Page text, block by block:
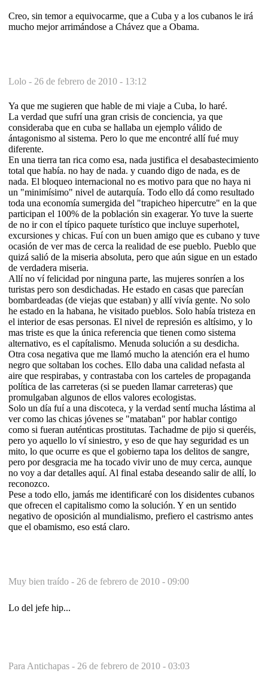
Creo, sin temor a equivocarme, que a Cuba y a los cubanos le irá
mucho mejor arrimándose a Chávez que a Obama.
Lolo - 26 de febrero de 2010 - 13:12
Ya que me sugieren que hable de mi viaje a Cuba, lo haré.
La verdad que sufrí una gran crisis de conciencia, ya que
consideraba que en cuba se hallaba un ejemplo válido de
ántagonismo al sistema. Pero lo que me encontré allí fué muy
diferente.
En una tierra tan rica como esa, nada justifica el desabastecimiento
total que había. no hay de nada. y cuando digo de nada, es de
nada. El bloqueo internacional no es motivo para que no haya ni
un "minimísimo" nivel de autarquía. Todo ello dá como resultado
toda una economía sumergida del "trapicheo hipercutre" en la que
participan el 100% de la población sin exagerar. Yo tuve la suerte
de no ir con el típico paquete turístico que incluye superhotel,
excursiones y chicas. Fuí con un buen amigo que es cubano y tuve
ocasión de ver mas de cerca la realidad de ese pueblo. Pueblo que
quizá salió de la miseria absoluta, pero que aún sigue en un estado
de verdadera miseria.
Allí no ví felicidad por ninguna parte, las mujeres sonríen a los
turistas pero son desdichadas. He estado en casas que parecían
bombardeadas (de viejas que estaban) y allí vivía gente. No solo
he estado en la habana, he visitado pueblos. Solo había tristeza en
el interior de esas personas. El nivel de represión es altísimo, y lo
mas triste es que la única referencia que tienen como sistema
alternativo, es el capítalismo. Menuda solución a su desdicha.
Otra cosa negativa que me llamó mucho la atención era el humo
negro que soltaban los coches. Ello daba una calidad nefasta al
aire que respirabas, y contrastaba con los carteles de propaganda
política de las carreteras (si se pueden llamar carreteras) que
promulgaban algunos de ellos valores ecologistas.
Solo un día fuí a una discoteca, y la verdad sentí mucha lástima al
ver como las chicas jóvenes se "mataban" por hablar contigo
como si fueran auténticas prostitutas. Tachadme de pijo si queréis,
pero yo aquello lo ví siniestro, y eso de que hay seguridad es un
mito, lo que ocurre es que el gobierno tapa los delitos de sangre,
pero por desgracia me ha tocado vivir uno de muy cerca, aunque
no voy a dar detalles aquí. Al final estaba deseando salir de allí, lo
reconozco.
Pese a todo ello, jamás me identificaré con los disidentes cubanos
que ofrecen el capitalismo como la solución. Y en un sentido
negativo de oposición al mundialismo, prefiero el castrismo antes
que el obamismo, eso está claro.
Muy bien traído - 26 de febrero de 2010 - 09:00
Lo del jefe hip...
Para Antichapas - 26 de febrero de 2010 - 03:03